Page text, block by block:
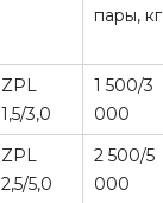
пары, кг
ZPL
1,5/3,0
1 500/3
000
ZPL
2,5/5,0
2 500/5
000